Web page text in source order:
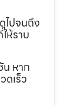
ไปจนถึง
ห้ราบ
หาก
ดเร็ว